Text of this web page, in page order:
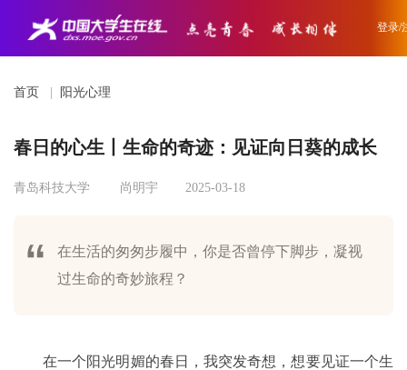
登录/
首页 阳光心理
春日的心生丨生命的奇迹：见证向日葵的成长
青岛科技大学 尚明宇 2025-03-18
在生活的匆匆步履中，你是否曾停下脚步，凝视
过生命的奇妙旅程？
在一个阳光明媚的春日，我突发奇想，想要见证一个生